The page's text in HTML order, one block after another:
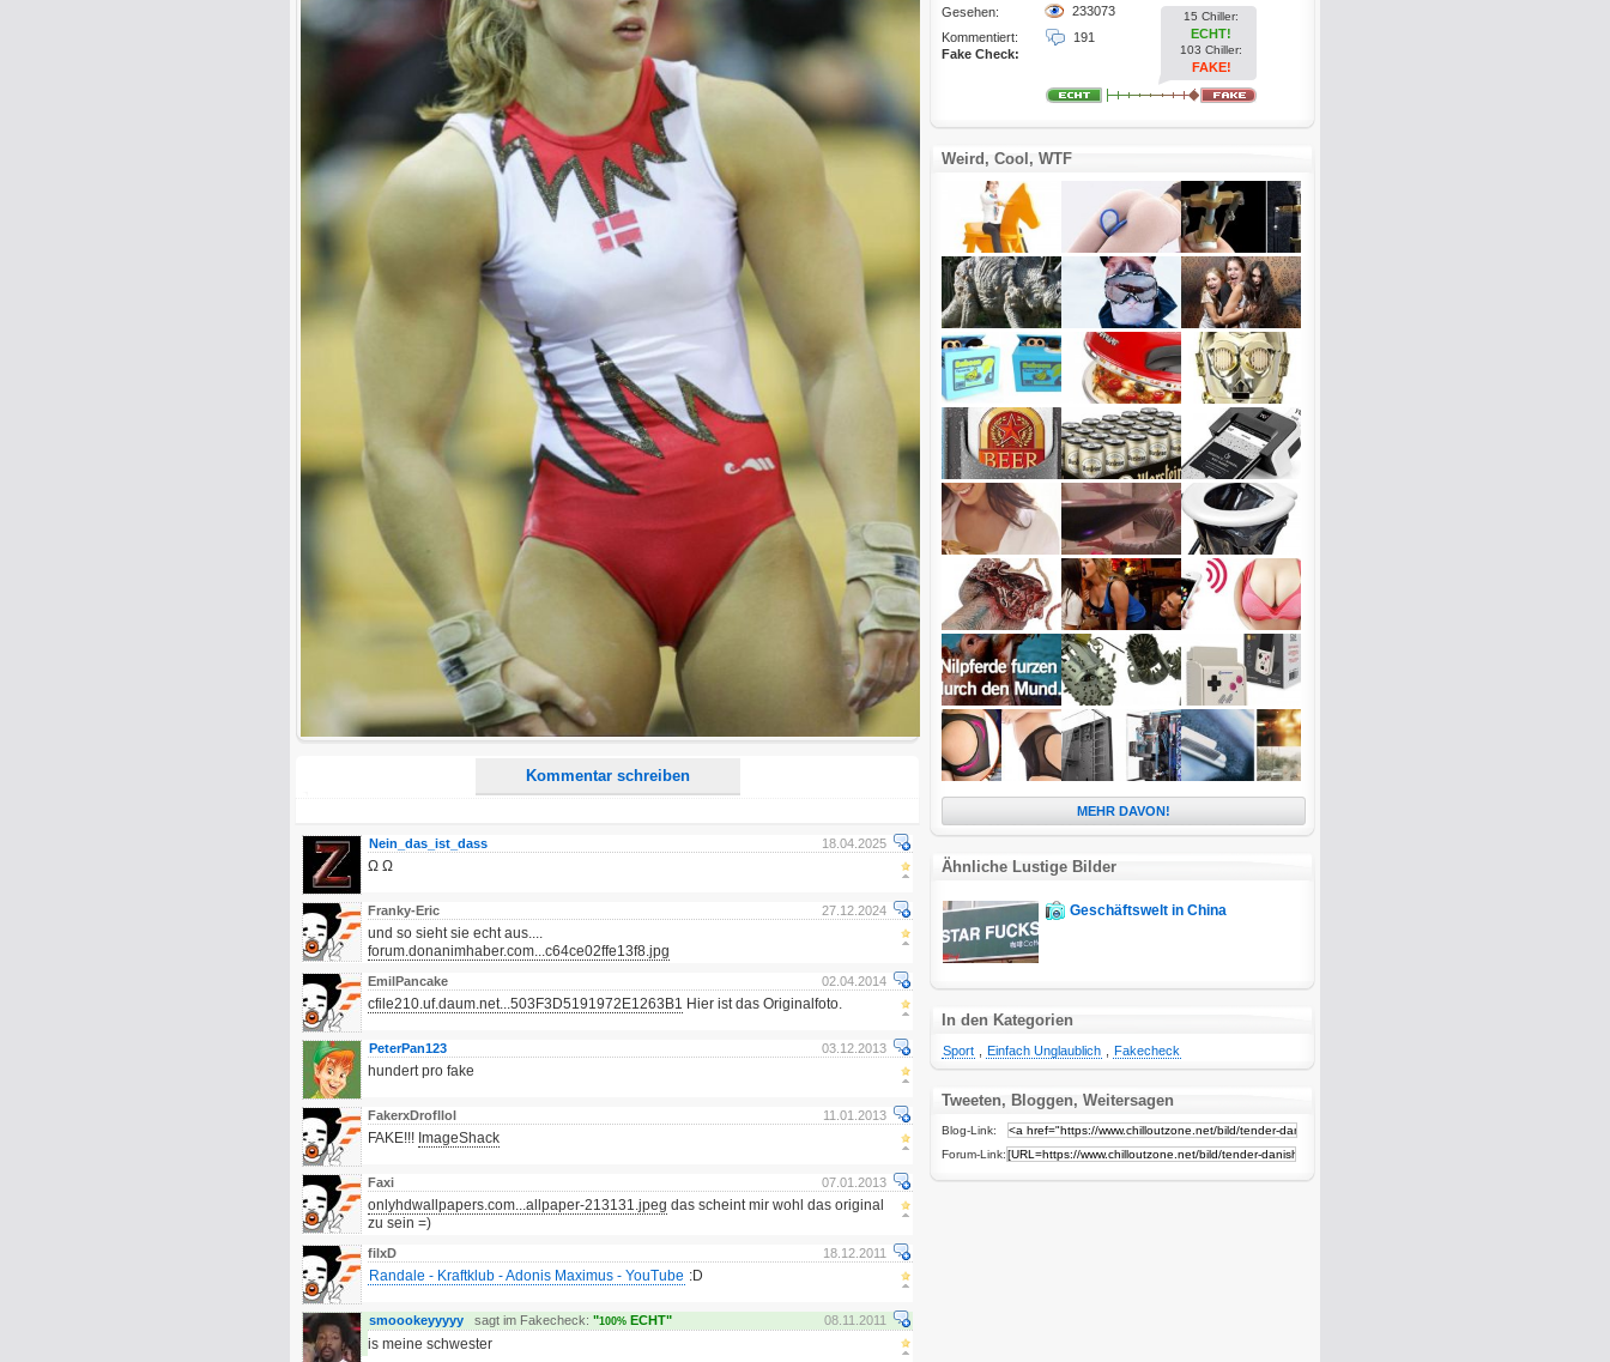
Kommentar schreiben
Alle HTML-Tags außer <br>, <strike> und <i> werden aus Deinem Kommentar entfernt.
URLs werden automatisch umgewandelt. Bitte verwende "www." oder "http://" in URLs
Ich möchte eine E-Mail, wenn zu meinem Kommentar Antworten erscheinen.
Ich möchte eine E-Mail, wenn auf dieser Seite weitere Kommentare erscheinen.
18.04.2025
Nein_das_ist_dass
Ω Ω
27.12.2024
Franky-Eric
und so sieht sie echt aus....
forum.donanimhaber.com...c64ce02ffe13f8.jpg
02.04.2014
EmilPancake
cfile210.uf.daum.net...503F3D5191972E1263B1 Hier ist das Originalfoto.
03.12.2013
PeterPan123
hundert pro fake
11.01.2013
FakerxDrofllol
FAKE!!! ImageShack
07.01.2013
Faxi
onlyhdwallpapers.com...allpaper-213131.jpeg das scheint mir wohl das original
zu sein =)
18.12.2011
filxD
Randale - Kraftklub - Adonis Maximus - YouTube :D
08.11.2011
smoookeyyyyy sagt im Fakecheck: "100% ECHT"
is meine schwester
Gesehen:
Kommentiert:
Fake Check:
233073
191
15 Chiller:
ECHT!
103 Chiller:
FAKE!
Weird, Cool, WTF
MEHR DAVON!
Ähnliche Lustige Bilder
Geschäftswelt in China
In den Kategorien
Sport Einfach Unglaublich Fakecheck
Tweeten, Bloggen, Weitersagen
Blog-Link:
Forum-Link: